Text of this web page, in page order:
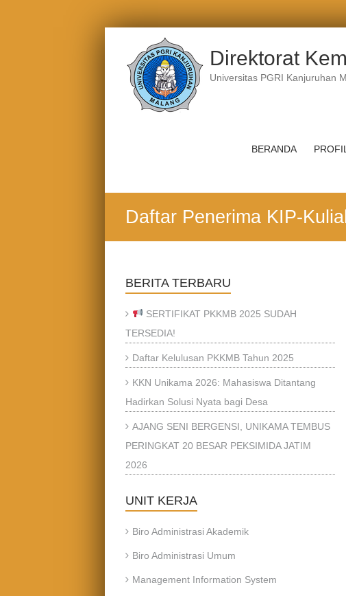
content
Direktorat
Universitas PGRI Kanjuruhan
BERANDA PROFIL
Daftar Penerima KIP-
BERITA TERBARU
SERTIFIKAT PKKMB 2025 SUDAH
TERSEDIA!
Daftar Kelulusan PKKMB Tahun 2025
KKN Unikama 2026: Mahasiswa Ditantang
Hadirkan Solusi Nyata bagi Desa
AJANG SENI BERGENSI, UNIKAMA TEMBUS
PERINGKAT 20 BESAR PEKSIMIDA JATIM
2026
UNIT KERJA
Biro Administrasi Akademik
Biro Administrasi Umum
Management Information System